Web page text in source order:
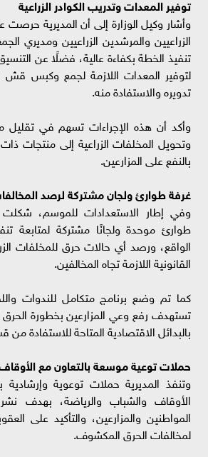
توفير المعدات وتدريب الكوادر الزراعية
وأشار وكيل الوزارة إلى أن المديرية
الزراعيين والمرشدين الزراعيين ومديري
تنفيذ الخطة بكفاءة عالية، فضلًا عن
لتوفير المعدات اللازمة لجمع وكبس قش
تدويره والاستفادة منه.
وأكد أن هذه الإجراءات تسهم في تقليل
وتحويل المخلفات الزراعية إلى منتجات
بالنفع على المزارعين.
غرفة طوارئ ولجان مشتركة لرصد
وفي إطار الاستعدادات للموسم، شكلت
طوارئ موحدة ولجانًا مشتركة لمتابعة
الواقع، ورصد أي حالات حرق للمخلفات
القانونية اللازمة تجاه المخالفين.
كما تم وضع برنامج متكامل للندوات
تستهدف رفع وعي المزارعين بخطورة
بالبدائل الاقتصادية المتاحة للاستفادة من
حملات توعية موسعة بالتعاون مع
وتنفذ المديرية حملات توعوية وإرشادية
الأوقاف والشباب والرياضة، بهدف نشر
المواطنين والمزارعين، والتأكيد على
لمخالفات الحرق المكشوف.